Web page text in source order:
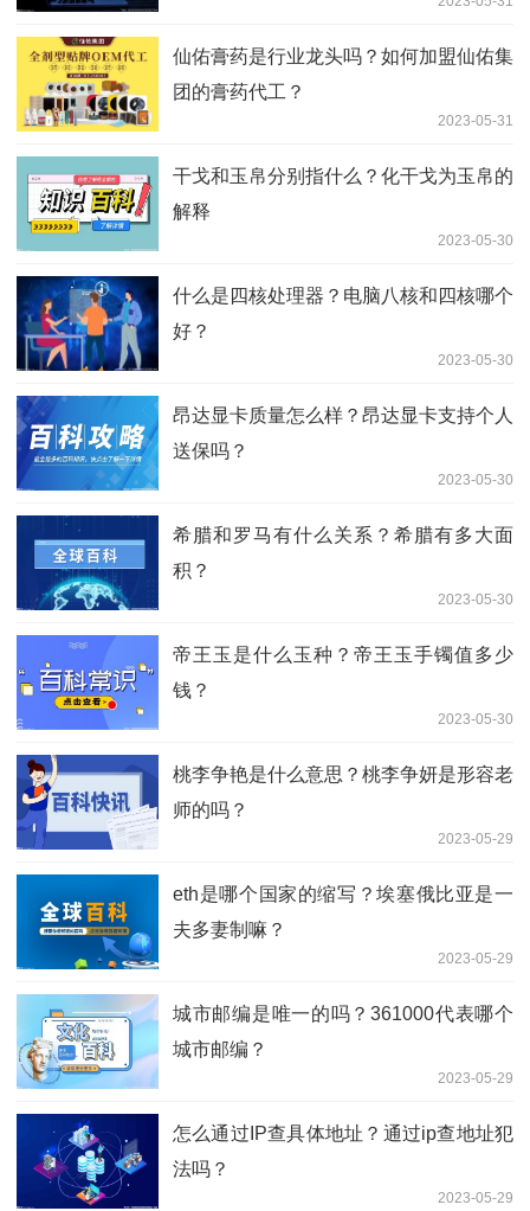
仙佑膏药是行业龙头吗？如何加盟仙佑集
团的膏药代工？
2023-05-31
干戈和玉帛分别指什么？化干戈为玉帛的
解释
2023-05-30
什么是四核处理器？电脑八核和四核哪个
好？
2023-05-30
昂达显卡质量怎么样？昂达显卡支持个人
送保吗？
2023-05-30
希腊和罗马有什么关系？希腊有多大面
积？
2023-05-30
帝王玉是什么玉种？帝王玉手镯值多少
钱？
2023-05-30
桃李争艳是什么意思？桃李争妍是形容老
师的吗？
2023-05-29
eth是哪个国家的缩写？埃塞俄比亚是一
夫多妻制嘛？
2023-05-29
城市邮编是唯一的吗？361000代表哪个
城市邮编？
2023-05-29
怎么通过IP查具体地址？通过ip查地址犯
法吗？
2023-05-29